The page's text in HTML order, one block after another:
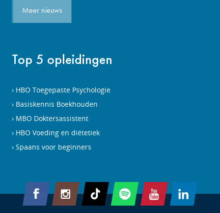
Meer nieuws
Top 5 opleidingen
HBO Toegepaste Psychologie
Basiskennis Boekhouden
MBO Doktersassistent
HBO Voeding en diëtetiek
Spaans voor beginners